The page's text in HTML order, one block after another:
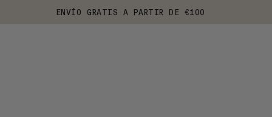
ENVÍO GRATIS A PARTIR DE €100